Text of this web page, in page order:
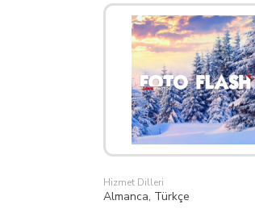
Hizmet Dilleri
Almanca, Türkçe